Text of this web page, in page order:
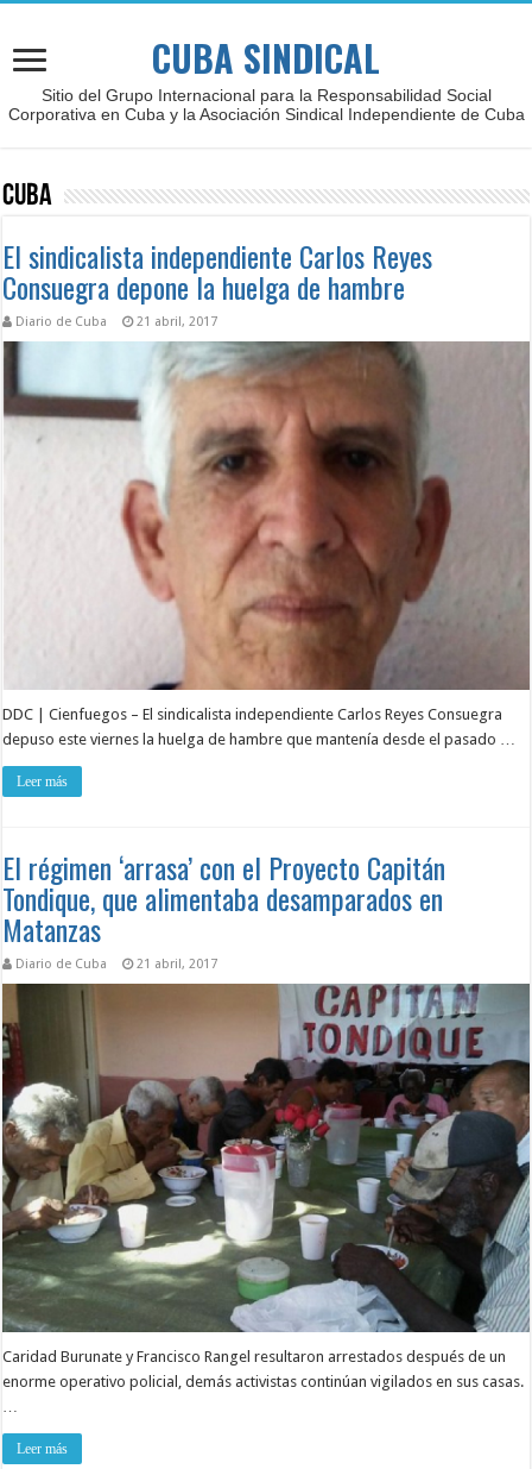
CUBA SINDICAL
Sitio del Grupo Internacional para la Responsabilidad Social
Corporativa en Cuba y la Asociación Sindical Independiente de Cuba
Cuba
El sindicalista independiente Carlos Reyes
Consuegra depone la huelga de hambre
Diario de Cuba 21 abril, 2017
DDC | Cienfuegos – El sindicalista independiente Carlos Reyes Consuegra
depuso este viernes la huelga de hambre que mantenía desde el pasado …
Leer más
El régimen ‘arrasa’ con el Proyecto Capitán
Tondique, que alimentaba desamparados en
Matanzas
Diario de Cuba 21 abril, 2017
Caridad Burunate y Francisco Rangel resultaron arrestados después de un
enorme operativo policial, demás activistas continúan vigilados en sus casas.
…
Leer más